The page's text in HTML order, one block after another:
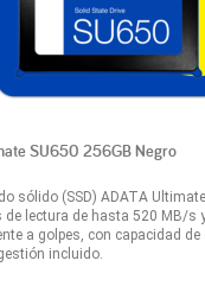
SU650 256GB Negro
sólido (SSD) ADATA
de lectura de hasta 520 MB/s
a golpes, con capacidad de
incluido.